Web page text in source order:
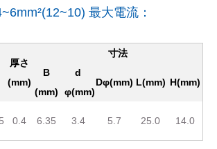
最大電流：
厚さ
(mm)
寸法
B
(mm)
d
φ(mm)
Dφ(mm) L(mm) H(mm)
0.4 6.35 3.4 5.7 25.0 14.0